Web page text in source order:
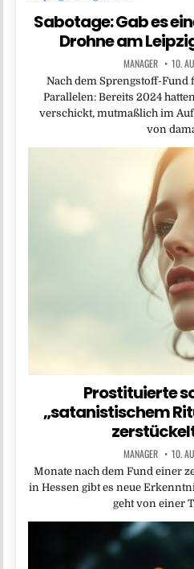
Sabotage: Gab es
Drohne am
MANAGER 10.
Nach dem Sprengstoff-Fund
Parallelen: Bereits 2024
verschickt, mutmaßlich im
von
Prostituierte
„satanistischem
MANAGER 10.
Monate nach dem Fund einer
in Hessen gibt es neue
geht von einer